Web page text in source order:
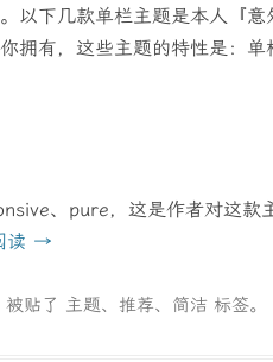
以下几款单栏主题是本人『
拥有，这些主题的特性是：单
、pure，这是作者对这款
读 →
被贴了 主题、推荐、 简洁 标签。